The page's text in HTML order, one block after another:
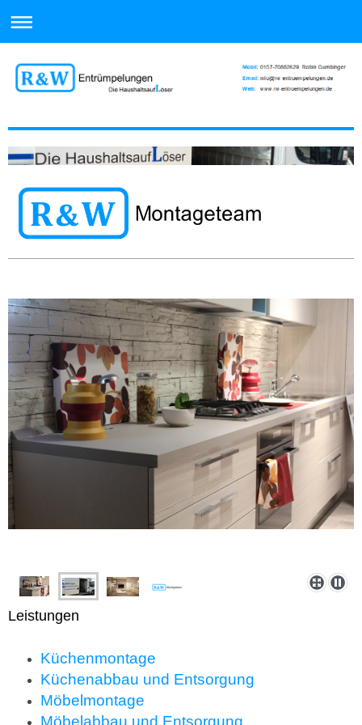
Leistungen
Küchenmontage
Küchenabbau und Entsorgung
Möbelmontage
Möbelabbau und Entsorgung